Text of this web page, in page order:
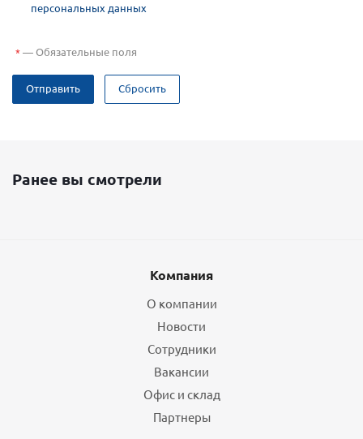
персональных данных
*—Обязательные поля
Отправить Сбросить
Ранее вы смотрели
Компания
О компании
Новости
Сотрудники
Вакансии
Офис и склад
Партнеры